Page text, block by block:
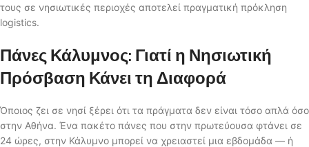
τους σε νησιωτικές περιοχές αποτελεί πραγματική πρόκληση
logistics.
Πάνες Κάλυμνος: Γιατί η Νησιωτική
Πρόσβαση Κάνει τη Διαφορά
Όποιος ζει σε νησί ξέρει ότι τα πράγματα δεν είναι τόσο απλά όσο
στην Αθήνα. Ένα πακέτο πάνες που στην πρωτεύουσα φτάνει σε
24 ώρες, στην Κάλυμνο μπορεί να χρειαστεί μια εβδομάδα — ή